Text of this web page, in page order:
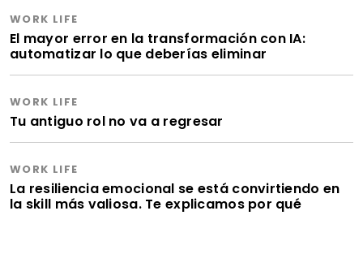
WORK LIFE
El mayor error en la transformación con IA:
automatizar lo que deberías eliminar
WORK LIFE
Tu antiguo rol no va a regresar
WORK LIFE
La resiliencia emocional se está convirtiendo en
la skill más valiosa. Te explicamos por qué